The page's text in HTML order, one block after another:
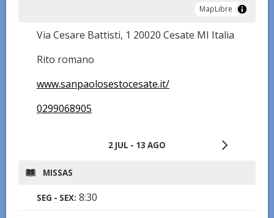
MapLibre
MapLibre
Via Cesare Battisti, 1 20020 Cesate MI Italia
Rito romano
www.sanpaolosestocesate.it/
0299068905
2 JUL - 13 AGO
MISSAS
SEG - SEX: 8:30